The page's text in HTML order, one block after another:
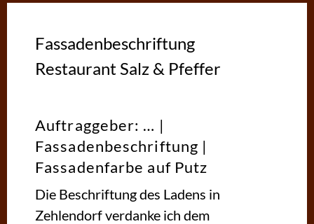
Fassadenbeschriftung
Restaurant Salz & Pfeffer
Auftraggeber: … |
Fassadenbeschriftung |
Fassadenfarbe auf Putz
Die Beschriftung des Ladens in
Zehlendorf verdanke ich dem